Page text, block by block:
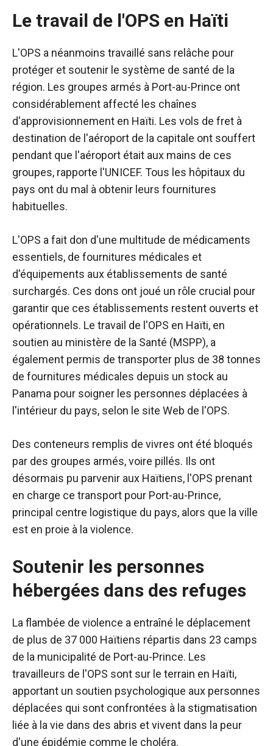
Le travail de l'OPS en Haïti
L'OPS a néanmoins travaillé sans relâche pour
protéger et soutenir le système de santé de la
région. Les groupes armés à Port-au-Prince ont
considérablement affecté les chaînes
d'approvisionnement en Haïti. Les vols de fret à
destination de l'aéroport de la capitale ont souffert
pendant que l'aéroport était aux mains de ces
groupes, rapporte l'UNICEF. Tous les hôpitaux du
pays ont du mal à obtenir leurs fournitures
habituelles.
L'OPS a fait don d'une multitude de médicaments
essentiels, de fournitures médicales et
d'équipements aux établissements de santé
surchargés. Ces dons ont joué un rôle crucial pour
garantir que ces établissements restent ouverts et
opérationnels. Le travail de l'OPS en Haïti, en
soutien au ministère de la Santé (MSPP), a
également permis de transporter plus de 38 tonnes
de fournitures médicales depuis un stock au
Panama pour soigner les personnes déplacées à
l'intérieur du pays, selon le site Web de l'OPS.
Des conteneurs remplis de vivres ont été bloqués
par des groupes armés, voire pillés. Ils ont
désormais pu parvenir aux Haïtiens, l'OPS prenant
en charge ce transport pour Port-au-Prince,
principal centre logistique du pays, alors que la ville
est en proie à la violence.
Soutenir les personnes
hébergées dans des refuges
La flambée de violence a entraîné le déplacement
de plus de 37 000 Haïtiens répartis dans 23 camps
de la municipalité de Port-au-Prince. Les
travailleurs de l'OPS sont sur le terrain en Haïti,
apportant un soutien psychologique aux personnes
déplacées qui sont confrontées à la stigmatisation
liée à la vie dans des abris et vivent dans la peur
d'une épidémie comme le choléra.